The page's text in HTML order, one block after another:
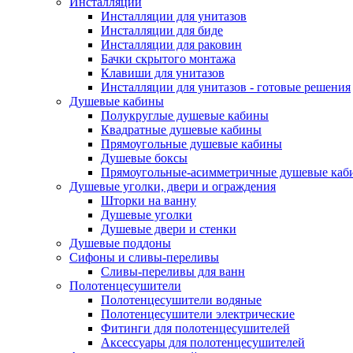
Инсталляции для унитазов
Инсталляции для биде
Инсталляции для раковин
Бачки скрытого монтажа
Клавиши для унитазов
Инсталляции для унитазов - готовые решения
Душевые кабины
Полукруглые душевые кабины
Квадратные душевые кабины
Прямоугольные душевые кабины
Душевые боксы
Прямоугольные-асимметричные душевые
Душевые уголки, двери и ограждения
Шторки на ванну
Душевые уголки
Душевые двери и стенки
Душевые поддоны
Сифоны и сливы-переливы
Сливы-переливы для ванн
Полотенцесушители
Полотенцесушители водяные
Полотенцесушители электрические
Фитинги для полотенцесушителей
Аксессуары для полотенцесушителей